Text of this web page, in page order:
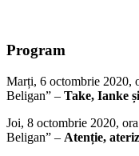
Program
Marți, 6 octombrie 2020,
Beligan” – Take, Ianke
Joi, 8 octombrie 2020,
Beligan” – Atenție,